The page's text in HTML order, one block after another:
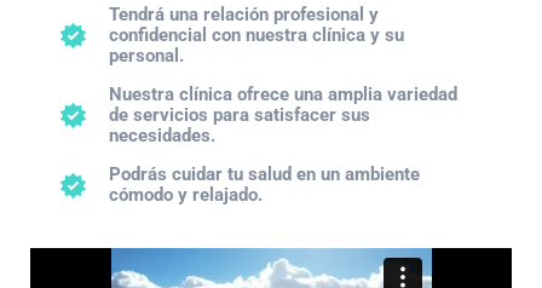
Tendrá una relación profesional y
confidencial con nuestra clínica y su
personal.
Nuestra clínica ofrece una amplia variedad
de servicios para satisfacer sus
necesidades.
Podrás cuidar tu salud en un ambiente
cómodo y relajado.